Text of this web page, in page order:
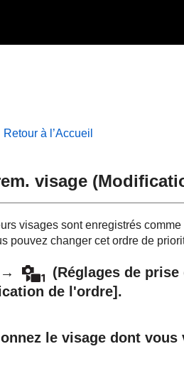
Retour à l’Accueil
visage (
visages sont enregistrés
pouvez changer cet ordre de
→ (Réglages de prise
de l'ordre] .
le visage dont